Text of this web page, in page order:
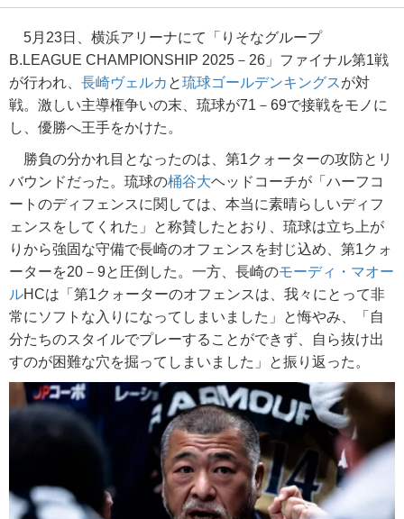
5月23日、横浜アリーナにて「りそなグループ
B.LEAGUE CHAMPIONSHIP 2025－26」ファイナル第1戦
が行われ、 長崎ヴェルカ と琉球ゴールデンキングスが対
戦。激しい主導権争いの末、琉球が71－69で接戦をモノに
し、優勝へ王手をかけた。
勝負の分かれ目となったのは、第1クォーターの攻防とリ
バウンドだった。琉球の桶谷大ヘッドコーチが「ハーフコ
ートのディフェンスに関しては、本当に素晴らしいディフ
ェンスをしてくれた」と称賛したとおり、琉球は立ち上が
りから強固な守備で長崎のオフェンスを封じ込め、第1クォ
ーターを20－9と圧倒した。一方、長崎のモーディ・マオー
ルHCは「第1クォーターのオフェンスは、我々にとって非
常にソフトな入りになってしまいました」と悔やみ、「自
分たちのスタイルでプレーすることができず、自ら抜け出
すのが困難な穴を掘ってしまいました」と振り返った。